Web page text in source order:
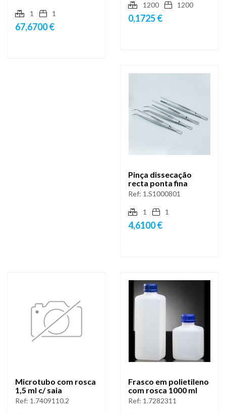
1 1
67,6700 €
1200 1200
0,1725 €
Pinça dissecação
recta ponta fina
Ref: 1.S1000801
1 1
4,6100 €
Microtubo com rosca
1,5 ml c/ saia
Ref: 1.7409110.2
Frasco em polietileno
com rosca 1000 ml
Ref: 1.7282311